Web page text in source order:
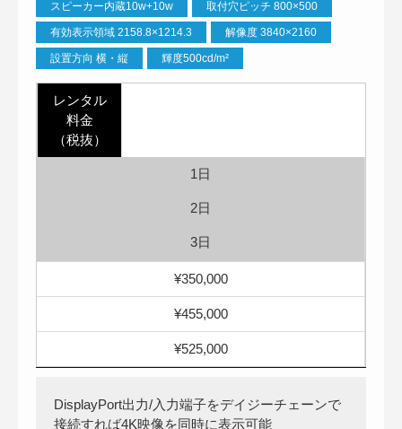
スピーカー内蔵10w+10w 取付穴ピッチ 800×500
有効表示領域 2158.8×1214.3 解像度 3840×2160
設置方向 横・縦 輝度500cd/m²
レンタル
料金
（税抜）
1日
2日
3日
¥350,000
¥455,000
¥525,000
DisplayPort出力/入力端子をデイジーチェーンで
接続すれば4K映像を同時に表示可能